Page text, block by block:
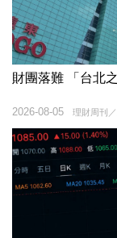
財團落難 「台北
理財周刊
2026-08-05